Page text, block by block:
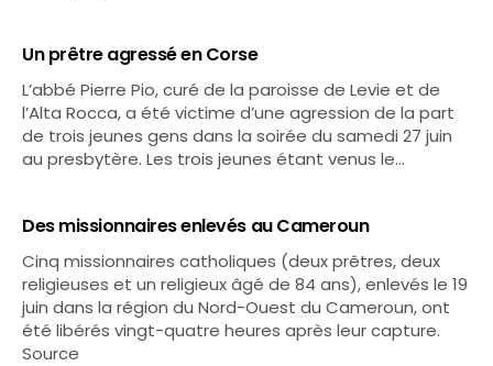
Un prêtre agressé en Corse
L’abbé Pierre Pio, curé de la paroisse de Levie et de
l’Alta Rocca, a été victime d’une agression de la part
de trois jeunes gens dans la soirée du samedi 27 juin
au presbytère. Les trois jeunes étant venus le…
Des missionnaires enlevés au Cameroun
Cinq missionnaires catholiques (deux prêtres, deux
religieuses et un religieux âgé de 84 ans), enlevés le 19
juin dans la région du Nord-Ouest du Cameroun, ont
été libérés vingt-quatre heures après leur capture.
Source